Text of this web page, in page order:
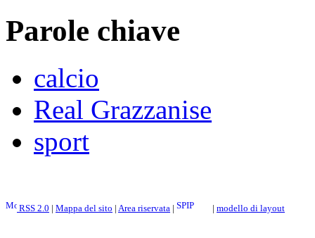
Parole chiave
calcio
Real Grazzanise
sport
RSS 2.0 | Mappa del sito | Area riservata | | modello di layout